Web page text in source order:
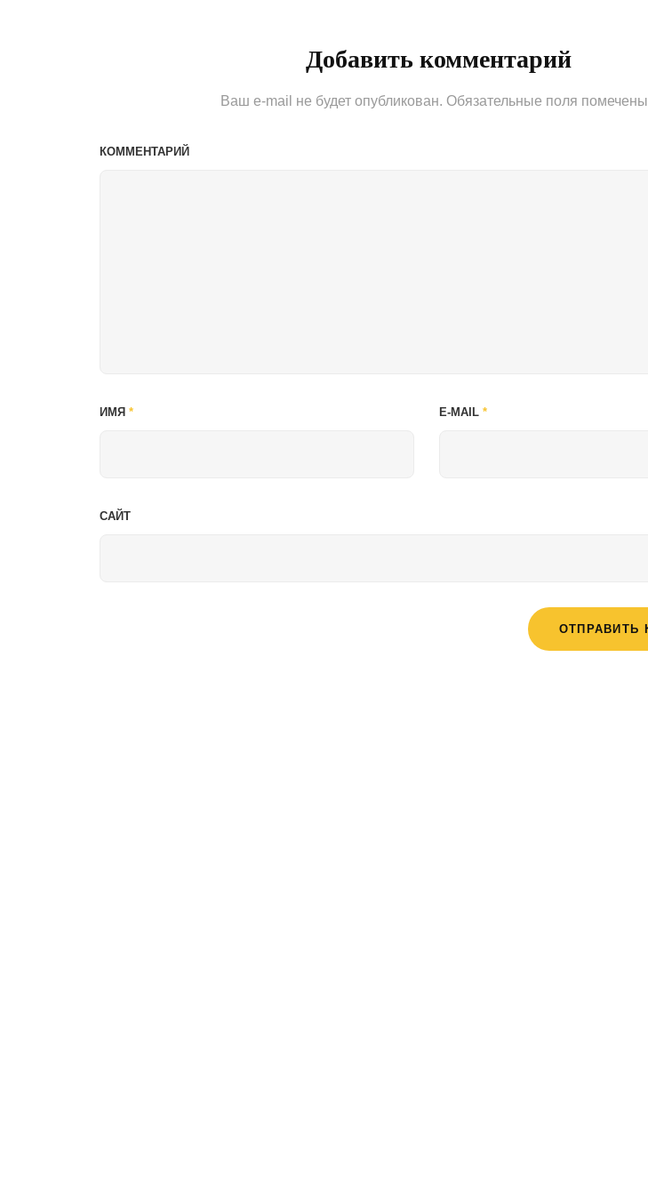
Добавить комментарий
Ваш e-mail не будет опубликован. Обязательные поля помечены
КОММЕНТАРИЙ
ИМЯ * E-MAIL *
САЙТ